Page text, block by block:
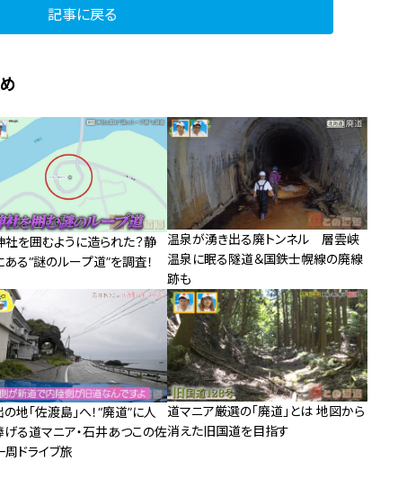
記事に戻る
社を囲むように造られた？静
る“謎のループ道”を調査！
温泉が湧き出る廃トンネル 層雲峡
温泉に眠る隧道＆国鉄士幌線の廃線
跡も
地「佐渡島」へ！“廃道”に人
げる道マニア・石井あつこの佐
ドライブ旅
道マニア厳選の「廃道」とは 地図から
消えた旧国道を目指す